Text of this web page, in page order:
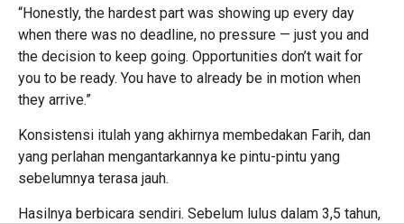
“Honestly, the hardest part was showing up every day
when there was no deadline, no pressure — just you and
the decision to keep going. Opportunities don’t wait for
you to be ready. You have to already be in motion when
they arrive.”
Konsistensi itulah yang akhirnya membedakan Farih, dan
yang perlahan mengantarkannya ke pintu-pintu yang
sebelumnya terasa jauh.
Hasilnya berbicara sendiri. Sebelum lulus dalam 3,5 tahun,